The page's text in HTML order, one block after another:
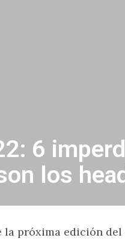
6
los
la próxima edición del